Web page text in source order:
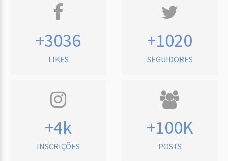
+3036
LIKES
+1020
SEGUIDORES
+4k
INSCRIÇÕES
+100K
POSTS